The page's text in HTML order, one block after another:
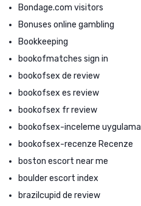
Bondage.com visitors
Bonuses online gambling
Bookkeeping
bookofmatches sign in
bookofsex de review
bookofsex es review
bookofsex fr review
bookofsex-inceleme uygulama
bookofsex-recenze Recenze
boston escort near me
boulder escort index
brazilcupid de review